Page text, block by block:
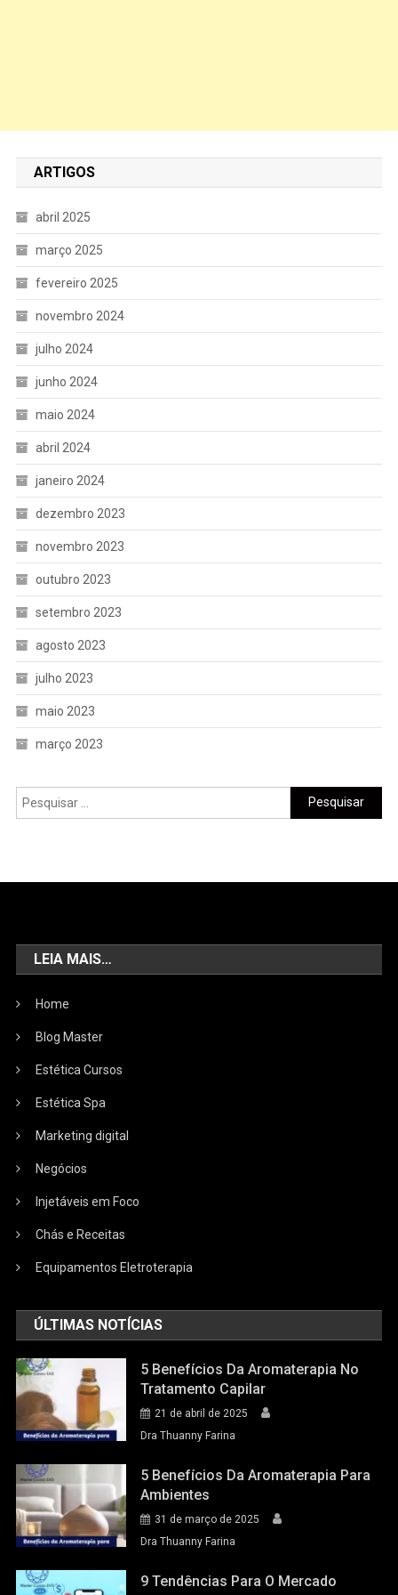
ARTIGOS
abril 2025
março 2025
fevereiro 2025
novembro 2024
julho 2024
junho 2024
maio 2024
abril 2024
janeiro 2024
dezembro 2023
novembro 2023
outubro 2023
setembro 2023
agosto 2023
julho 2023
maio 2023
março 2023
LEIA MAIS…
Home
Blog Master
Estética Cursos
Estética Spa
Marketing digital
Negócios
Injetáveis em Foco
Chás e Receitas
Equipamentos Eletroterapia
ÚLTIMAS NOTÍCIAS
5 Benefícios Da Aromaterapia No
Tratamento Capilar
21 de abril de 2025
Dra Thuanny Farina
5 Benefícios Da Aromaterapia Para
Ambientes
31 de março de 2025
Dra Thuanny Farina
9 Tendências Para O Mercado